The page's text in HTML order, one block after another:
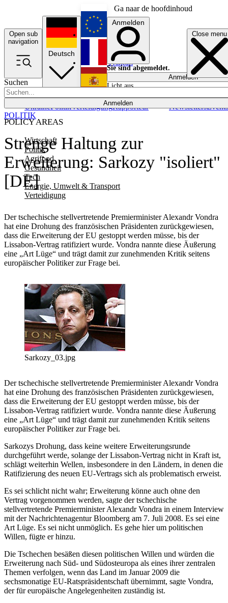
Ga naar de hoofdinhoud
Open sub
navigation
Close menu
Suchen
Anmelden
POLICY AREAS
Wirtschaft
Politik
Agrifood
Gesundheit
Tech
Energie, Umwelt & Transport
Verteidigung
UkrainePolitikVerteidigungRapporteur NewslettersEvents
Deutsch
English
Français
Anmelden
Sie sind abgemeldet.
Anmelden
Licht aus
Strenge Haltung zur
Erweiterung: Sarkozy "isoliert"
[DE]
Der tschechische stellvertretende Premierminister Alexandr Vondra
hat eine Drohung des französischen Präsidenten zurückgewiesen,
dass die Erweiterung der EU gestoppt werden müsse, bis der
Lissabon-Vertrag ratifiziert wurde. Vondra nannte diese Äußerung
eine „Art Lüge“ und trägt damit zur zunehmenden Kritik seitens
europäischer Politiker zur Frage bei.
POLITIK
Sarkozy_03.jpg
Der tschechische stellvertretende Premierminister Alexandr Vondra
hat eine Drohung des französischen Präsidenten zurückgewiesen,
dass die Erweiterung der EU gestoppt werden müsse, bis der
Lissabon-Vertrag ratifiziert wurde. Vondra nannte diese Äußerung
eine „Art Lüge“ und trägt damit zur zunehmenden Kritik seitens
europäischer Politiker zur Frage bei.
Sarkozys Drohung, dass keine weitere Erweiterungsrunde
durchgeführt werde, solange der Lissabon-Vertrag nicht in Kraft ist,
schlägt weiterhin Wellen, insbesondere in den Ländern, in denen die
Ratifizierung des neuen EU-Vertrags sich als problematisch erweist.
Es sei schlicht nicht wahr; Erweiterung könne auch ohne den
Vertrag vorgenommen werden, sagte der tschechische
stellvertretende Premierminister Alexandr Vondra in einem Interview
mit der Nachrichtenagentur Bloomberg am 7. Juli 2008. Es sei eine
Art Lüge. Es sei nicht unmöglich. Es gehe hier um politischen
Willen, fügte er hinzu.
Die Tschechen besäßen diesen politischen Willen und würden die
Erweiterung nach Süd- und Südosteuropa als eines ihrer zentralen
Themen verfolgen, wenn das Land im Januar 2009 die
sechsmonatige EU-Ratspräsidentschaft übernimmt, sagte Vondra,
der für europäische Angelegenheiten zuständig ist.